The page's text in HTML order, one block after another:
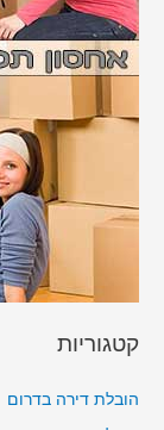
קטגוריות
הובלת דירה בדרום